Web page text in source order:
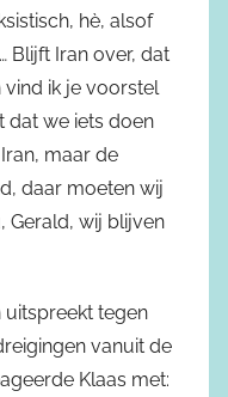
hè, alsof
Blijft Iran over, dat
vind ik je voorstel
dat we iets doen
maar de
daar moeten wij
Gerald, wij blijven
uitspreekt tegen
vanuit de
Klaas met: